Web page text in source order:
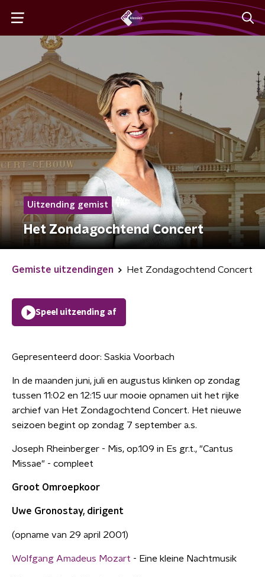
Uitzending gemist
Het Zondagochtend Concert
Gemiste uitzendingen Het Zondagochtend Concert
Speel uitzending af
Gepresenteerd door: Saskia Voorbach
In de maanden juni, juli en augustus klinken op zondag
tussen 11:02 en 12:15 uur mooie opnamen uit het rijke
archief van Het Zondagochtend Concert. Het nieuwe
seizoen begint op zondag 7 september a.s.
Joseph Rheinberger - Mis, op.109 in Es gr.t., "Cantus
Missae" - compleet
Groot Omroepkoor
Uwe Gronostay, dirigent
(opname van 29 april 2001)
Wolfgang Amadeus Mozart - Eine kleine Nachtmusik